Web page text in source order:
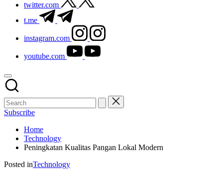
twitter.com
t.me
instagram.com
youtube.com
Subscribe
Home
Technology
Peningkatan Kualitas Pangan Lokal Modern
Posted inTechnology